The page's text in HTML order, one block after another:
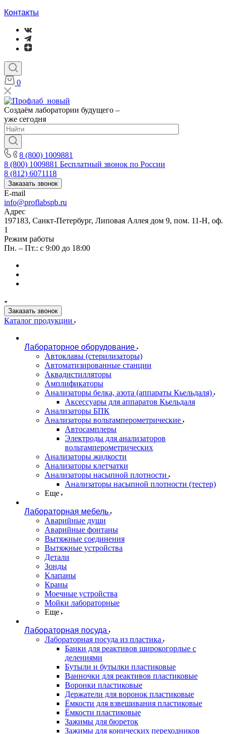
Контакты
0
Создаём лаборатории будущего –
уже сегодня
8 (800) 1009881
8 (800) 1009881 Бесплатный звонок по России
8 (812) 6071118
Заказать звонок
E-mail
info@proflabspb.ru
Адрес
197183, Санкт-Петербург, Липовая Аллея дом 9, пом. 11-Н, оф.
1
Режим работы
Пн. – Пт.: с 9:00 до 18:00
Заказать звонок
Каталог продукции
Лабораторное оборудование
Автоклавы (стерилизаторы)
Автоматизированные станции
Аквадистилляторы
Амплификаторы
Анализаторы белка, азота (аппараты Кьельдаля)
Аксессуары для аппаратов Кьельдаля
Анализаторы БПК
Анализаторы вольтамперометрические
Автосамплеры
Электроды для анализаторов
вольтамперометрических
Анализаторы жидкости
Анализаторы клетчатки
Анализаторы насыпной плотности
Анализаторы насыпной плотности (тестер)
Еще
Лабораторная мебель
Аварийные души
Аварийные фонтаны
Вытяжные соединения
Вытяжные устройства
Детали
Зонды
Клапаны
Краны
Моечные устройства
Мойки лабораторные
Еще
Лабораторная посуда
Лабораторная посуда из пластика
Банки для реактивов широкогорлые с
делениями
Бутыли и бутылки пластиковые
Ванночки для реактивов пластиковые
Воронки пластиковые
Держатели для воронок пластиковые
Ёмкости для взвешивания пластиковые
Ёмкости пластиковые
Зажимы для бюреток
Зажимы для конических переходников